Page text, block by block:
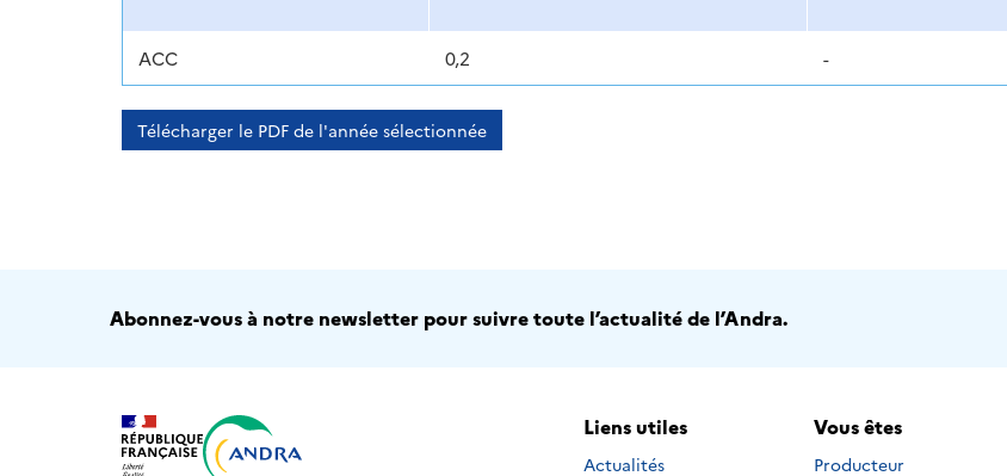
ACC 0,2 -
Télécharger le PDF de l'année sélectionnée
Abonnez-vous à notre newsletter pour suivre toute l’actualité de l’Andra.
Liens utiles
Actualités
Vous êtes
Producteur